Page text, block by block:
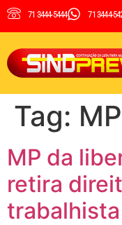
71 3444-5444 71 3444-
Tag: MP
MP da
retira
trabalhista